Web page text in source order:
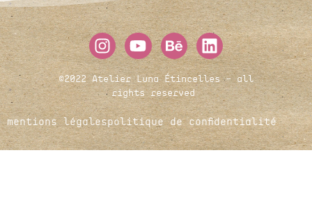
©2022 Atelier Luna Étincelles – all
rights reserved
mentions légalespolitique de confidentialité